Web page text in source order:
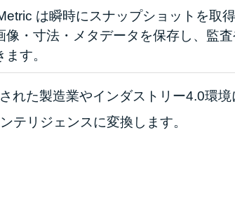
は瞬時にスナップショットを取
像・寸法・メタデータを保存し、監
ます。
れた製造業やインダストリー4.0環
テリジェンスに変換します。